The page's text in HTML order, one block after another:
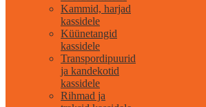
Kammid, harjad
kassidele
Küünetangid
kassidele
Transpordipuurid
ja kandekotid
kassidele
Rihmad ja